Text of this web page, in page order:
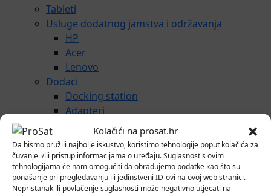
Kolačići na prosat.hr
Da bismo pružili najbolje iskustvo, koristimo tehnologije poput kolačića za
čuvanje i/ili pristup informacijama o uređaju. Suglasnost s ovim
tehnologijama će nam omogućiti da obrađujemo podatke kao što su
ponašanje pri pregledavanju ili jedinstveni ID-ovi na ovoj web stranici.
Nepristanak ili povlačenje suglasnosti može negativno utjecati na
Tableti
Usluge dodatnog jamstva i održavanja
HP
Acer
Lenovo
Dodaci
Docking station
Adapteri
Baterije
Hladnjaci i stalci
Torbe
Stolna računala
Informatika